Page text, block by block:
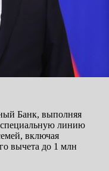
Банк, выполняя
специальную линию
включая
вычета до 1 млн